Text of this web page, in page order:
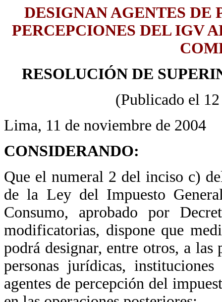
DESIGNAN AGENTES DE
PERCEPCIONES DEL IGV
RESOLUCIÓN DE
(Publicado el
Lima, 11 de noviembre de 2004
CONSIDERANDO:
Que el numeral 2 del inciso c)
de la Ley del Impuesto
Consumo, aprobado por
modificatorias, dispone que
podrá designar, entre otros, a las
personas jurídicas,
agentes de percepción del